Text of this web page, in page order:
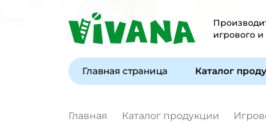
игрового
Главная страница Каталог
Главная Каталог продукции